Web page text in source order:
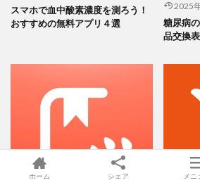
Apple Watchのアプリを使
康的な生活を送ってみ
関連記事 おすすめの寿命カウントダウンアプ
Apple Watchで血圧管理！おすすめ
関連記事 スマホで血中酸素濃度を測ろう！
スマホで血中酸素濃度を測ろう！
おすすめの無料アプリ４選
2025
糖尿病
品交換
ホーム シェア メニ